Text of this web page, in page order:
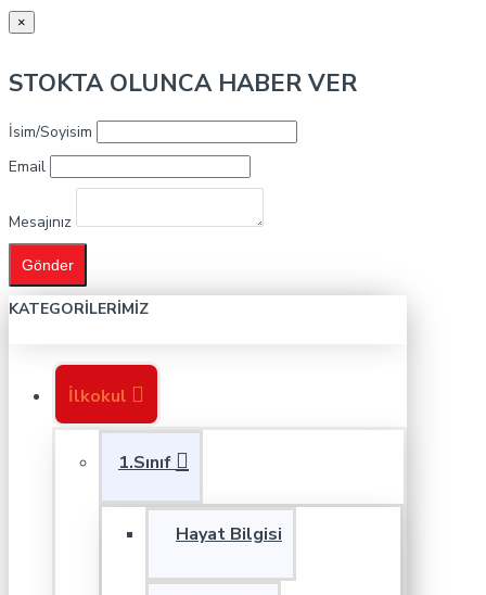
×
STOKTA OLUNCA HABER VER
İsim/Soyisim
Email
Mesajınız
Gönder
KATEGORILERIMIZ
İlkokul
1.Sınıf
Hayat Bilgisi